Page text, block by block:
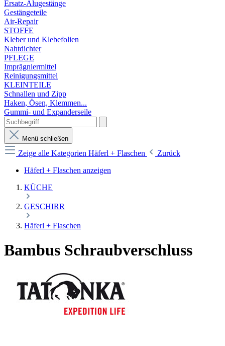
Ersatz-Alugestänge
Gestängeteile
Air-Repair
STOFFE
Kleber und Klebefolien
Nahtdichter
PFLEGE
Imprägniermittel
Reinigungsmittel
KLEINTEILE
Schnallen und Zipp
Haken, Ösen, Klemmen...
Gummi- und Expanderseile
Menü schließen
Zeige alle Kategorien Häferl + Flaschen
Zurück
Häferl + Flaschen anzeigen
KÜCHE
GESCHIRR
Häferl + Flaschen
Bambus Schraubverschluss